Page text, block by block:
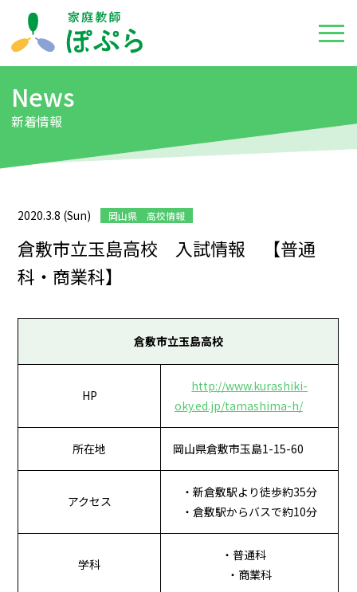
News
新着情報
2020.3.8 (Sun) 岡山県 高校情報
倉敷市立玉島高校 入試情報 【普通
科・商業科】
倉敷市立玉島高校
HP
http://www.kurashiki-
oky.ed.jp/tamashima-h/
所在地 岡山県倉敷市玉島1-15-60
アクセス
・新倉敷駅より徒歩約35分
・倉敷駅からバスで約10分
学科
・普通科
・商業科